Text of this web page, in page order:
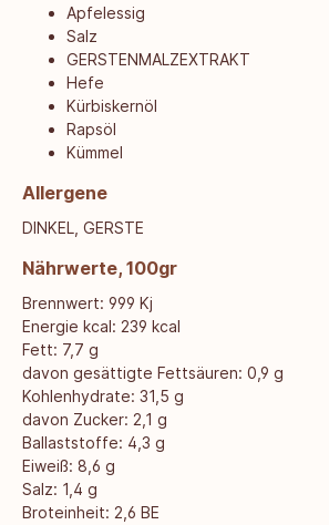
Apfelessig
Salz
GERSTENMALZEXTRAKT
Hefe
Kürbiskernöl
Rapsöl
Kümmel
Allergene
DINKEL, GERSTE
Nährwerte, 100gr
Brennwert: 999 Kj
Energie kcal: 239 kcal
Fett: 7,7 g
davon gesättigte Fettsäuren: 0,9 g
Kohlenhydrate: 31,5 g
davon Zucker: 2,1 g
Ballaststoffe: 4,3 g
Eiweiß: 8,6 g
Salz: 1,4 g
Broteinheit: 2,6 BE